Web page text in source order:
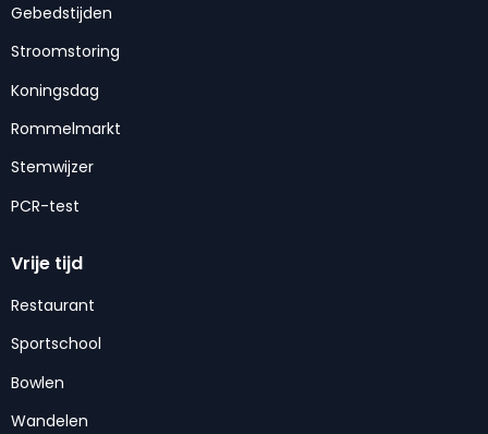
Gebedstijden
Stroomstoring
Koningsdag
Rommelmarkt
Stemwijzer
PCR-test
Vrije tijd
Restaurant
Sportschool
Bowlen
Wandelen